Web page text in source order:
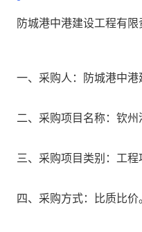
防城港中港建设工程有
一、采购人：防城港中港
二、采购项目名称：钦
三、采购项目类别：工程
四、采购方式：比质比价